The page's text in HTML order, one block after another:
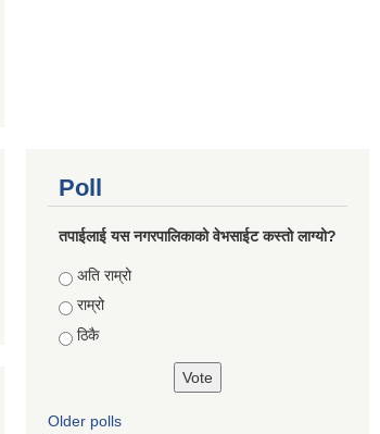
Poll
तपाईलाई यस नगरपालिकाको वेभसाईट कस्तो लाग्यो?
Choices
अति राम्रो
राम्रो
ठिकै
Older polls